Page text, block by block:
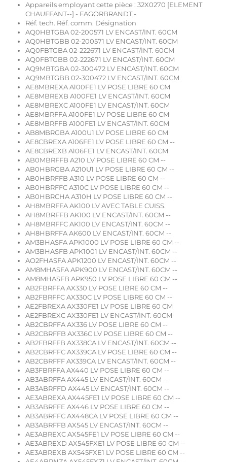
Appareils employant cette pièce : 32X0270 [ELEMENT
CHAUFFANT--] - FAGORBRANDT -
Réf. tech. Réf. comm. Désignation
AQ0HBTGBA 02-200571 LV ENCAST/INT. 60CM
AQ0HBTGBB 02-200571 LV ENCAST/INT. 60CM
AQ0FBTGBA 02-222671 LV ENCAST/INT. 60CM
AQ0FBTGBB 02-222671 LV ENCAST/INT. 60CM
AQ9MBTGBA 02-300472 LV ENCAST/INT. 60CM
AQ9MBTGBB 02-300472 LV ENCAST/INT. 60CM
AE8MBREXA A100FE1 LV POSE LIBRE 60 CM
AE8MBREXB A100FE1 LV ENCAST/INT. 60CM
AE8MBREXC A100FE1 LV ENCAST/INT. 60CM
AE8MBRFFA A100FE1 LV POSE LIBRE 60 CM
AE8MBRFFB A100FE1 LV ENCAST/INT. 60CM
AB8MBRGBA A100U1 LV POSE LIBRE 60 CM
AE8CBREXA A106FE1 LV POSE LIBRE 60 CM --
AE8CBREXB A106FE1 LV ENCAST/INT. 60CM
AB0MBRFFB A210 LV POSE LIBRE 60 CM --
AB0HBRGBA A210U1 LV POSE LIBRE 60 CM --
AB0HBRFFB A310 LV POSE LIBRE 60 CM --
AB0HBRFFC A310C LV POSE LIBRE 60 CM --
AB0HBRCHA A310H LV POSE LIBRE 60 CM --
AH8MBRFFA AK100 LV AVEC TABLE CUISS.
AH8MBRFFB AK100 LV ENCAST/INT. 60CM --
AH8MBRFFC AK100 LV ENCAST/INT. 60CM --
AH8HBRFFA AK600 LV ENCAST/INT. 60CM --
AM3BHASFA APK1000 LV POSE LIBRE 60 CM --
AM3BHASFB APK1001 LV ENCAST/INT. 60CM --
AO2FHASFA APK1200 LV ENCAST/INT. 60CM --
AM8MHASFA APK900 LV ENCAST/INT. 60CM --
AM8MHASFB APK950 LV POSE LIBRE 60 CM --
AB2FBRFFA AX330 LV POSE LIBRE 60 CM --
AB2FBRFFC AX330C LV POSE LIBRE 60 CM --
AE2FBREXA AX330FE1 LV POSE LIBRE 60 CM
AE2FBREXC AX330FE1 LV ENCAST/INT. 60CM
AB2CBRFFA AX336 LV POSE LIBRE 60 CM --
AB2CBRFFB AX336C LV POSE LIBRE 60 CM --
AB2FBRFFB AX338CA LV ENCAST/INT. 60CM --
AB2CBRFFC AX339CA LV POSE LIBRE 60 CM --
AB2CBRFFF AX339CA LV ENCAST/INT. 60CM --
AB3FBRFFA AX440 LV POSE LIBRE 60 CM --
AB3ABRFFA AX445 LV ENCAST/INT. 60CM --
AB3ABRFFD AX445 LV ENCAST/INT. 60CM --
AE3ABREXA AX445FE1 LV POSE LIBRE 60 CM --
AB3ABRFFE AX446 LV POSE LIBRE 60 CM --
AB3ABRFFC AX448CA LV POSE LIBRE 60 CM --
AB3ABRFFB AX545 LV ENCAST/INT. 60CM --
AE3ABREXC AX545FE1 LV POSE LIBRE 60 CM --
AE3ABREXD AX545FXE1 LV POSE LIBRE 60 CM --
AE3ABREXB AX545FXE1 LV POSE LIBRE 60 CM --